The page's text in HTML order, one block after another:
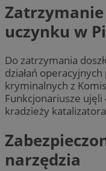
uczynku w
Do zatrzymania
działań
kryminalnych z
Funkcjonariusze
kradzieży
narzędzia